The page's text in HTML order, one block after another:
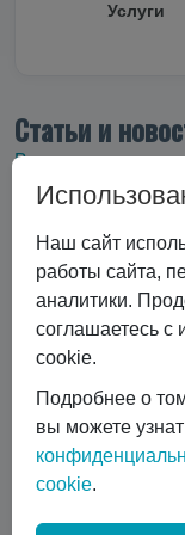
Услуги
Статьи и
Все статьи
Все статьи
#Технические
#Вертикальные
#Эксплуатация
#Сравнение
#Горизонтальные
#Ремонт и
#автоматизация
#Вентиль выдачи
Показать все
Наш сайт
работы сайта,
аналитики.
соглашаетесь
cookie.
Подробнее о
вы можете
cookie.